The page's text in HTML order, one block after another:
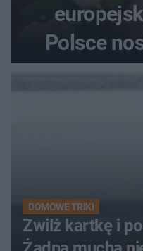
Polsce
DOMOWE TRIKI
Zwilż kartkę i